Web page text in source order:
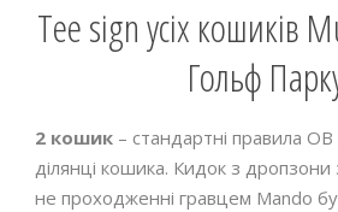
Tee sign усіх кошиків
Гольф
2 кошик – стандартні правила OВ
ділянці кошика. Кидок з дропзони
не проходженні гравцем Mando